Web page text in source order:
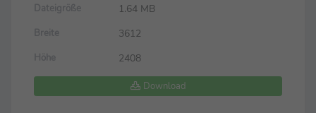
Dateigröße 1.64 MB
Breite 3612
Höhe 2408
Download